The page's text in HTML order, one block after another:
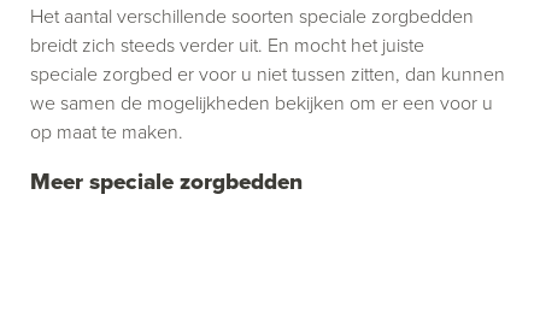
Meer speciale zorgbedden
Het aantal verschillende soorten speciale zorgbedden
breidt zich steeds verder uit. En mocht het juiste
speciale zorgbed er voor u niet tussen zitten, dan kunnen
we samen de mogelijkheden bekijken om er een voor u
op maat te maken.